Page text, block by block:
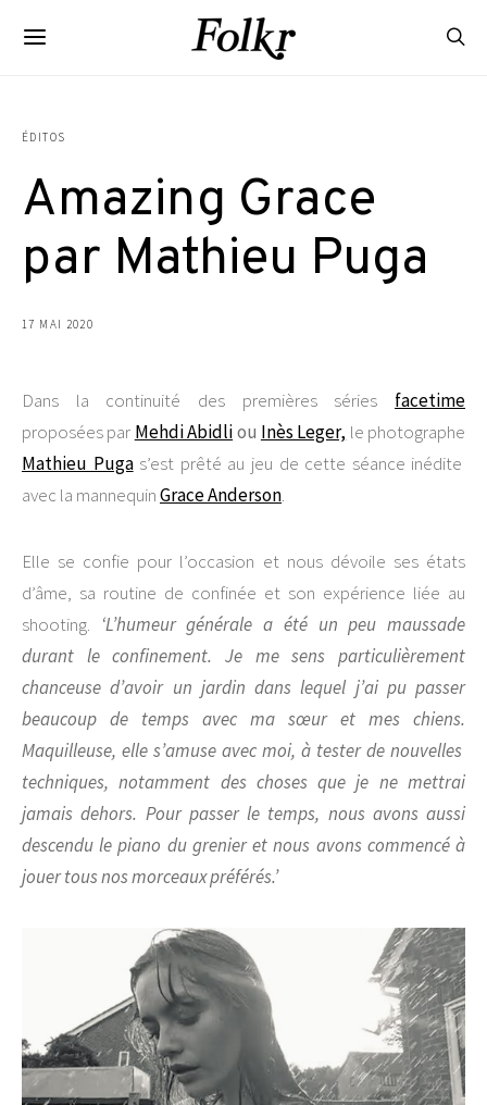
ÉDITOS
Amazing Grace
par Mathieu Puga
17 MAI 2020
Dans la continuité des premières séries facetime
proposées par Mehdi Abidliou Inès Leger, le photographe
Mathieu Pugas’est prêté au jeu de cette séance inédite
avec la mannequinGrace Anderson.
Elle se confie pour l’occasion et nous dévoile ses états
d’âme, sa routine de confinée et son expérience liée au
shooting. ‘L’humeur générale a été un peu maussade
durant le confinement. Je me sens particulièrement
chanceuse d’avoir un jardin dans lequel j’ai pu passer
beaucoup de temps avec ma sœur et mes chiens.
Maquilleuse, elle s’amuse avec moi, à tester de nouvelles
techniques, notamment des choses que je ne mettrai
jamais dehors. Pour passer le temps, nous avons aussi
descendu le piano du grenier et nous avons commencé à
jouer tous nos morceaux préférés.’